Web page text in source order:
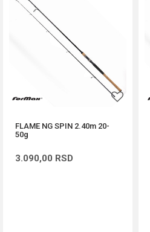
FLAME NG SPIN 2.40m 20-
50g
3.090,00 RSD